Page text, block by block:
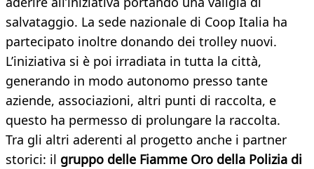
salvataggio. La sede nazionale di Coop Italia ha
partecipato inoltre donando dei trolley nuovi.
L’iniziativa si è poi irradiata in tutta la città,
generando in modo autonomo presso tante
aziende, associazioni, altri punti di raccolta, e
questo ha permesso di prolungare la raccolta.
Tra gli altri aderenti al progetto anche i partner
storici: il gruppo delle Fiamme Oro della Polizia di